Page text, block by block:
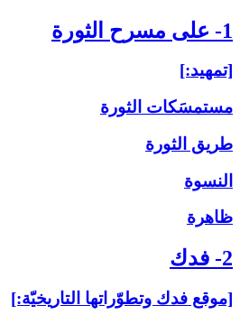
1- على مسرح الثورة
[تمهيد:]
مستمسَكات الثورة
طريق الثورة
النسوة
ظاهرة
2- فدك‏
[موقع فدك وتطوّراتها التاريخيّة:]